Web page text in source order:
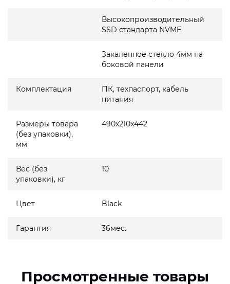
Высокопроизводительный
SSD стандарта NVME
Закаленное стекло 4мм на
боковой панели
Комплектация
ПК, техпаспорт, кабель
питания
Размеры товара
(без упаковки),
мм
490x210x442
Вес (без
упаковки), кг
10
Цвет Black
Гарантия 36мес.
Просмотренные товары